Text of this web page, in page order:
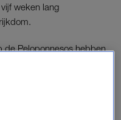
weken lang
de Peloponnesos hebben
een privéstrand en